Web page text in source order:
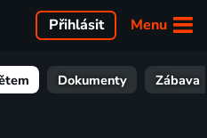
Menu
Přihlásit
Dokumenty Zábava